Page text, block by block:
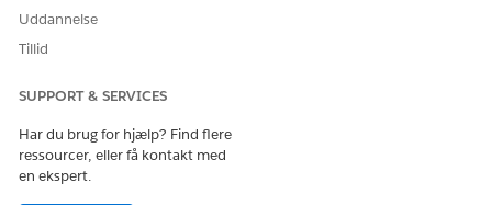
Uddannelse
Tillid
SUPPORT & SERVICES
Har du brug for hjælp? Find flere
ressourcer, eller få kontakt med
en ekspert.